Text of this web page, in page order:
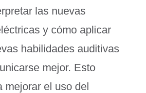
las nuevas
y cómo aplicar
habilidades auditivas
mejor. Esto
mejorar el uso del